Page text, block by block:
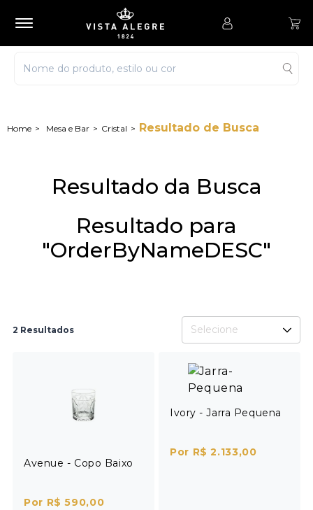
Mesa e Bar Cristal Resultado de Busca
Resultado da Busca
Resultado para
"OrderByNameDESC"
2 Resultados Selecione
Avenue - Copo Baixo
Por R$ 590,00
Ivory - Jarra Pequena
Por R$ 2.133,00